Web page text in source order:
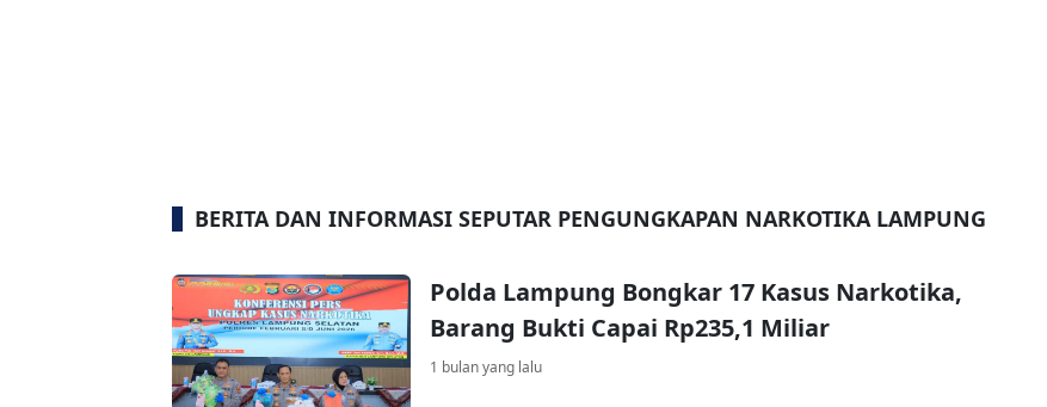
BERITA DAN INFORMASI SEPUTAR PENGUNGKAPAN NARKOTIKA LAMPUNG
Polda Lampung Bongkar 17 Kasus Narkotika,
Barang Bukti Capai Rp235,1 Miliar
1 bulan yang lalu